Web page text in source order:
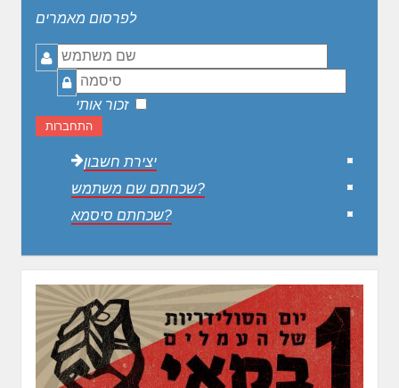
לפרסום מאמרים
שם
משתמש
סיסמה
זכור אותי
התחברות
יצירת חשבון
שכחתם שם משתמש?
שכחתם סיסמא?